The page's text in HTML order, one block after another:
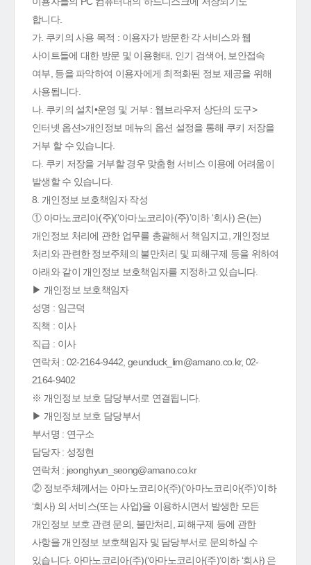
합니다.
가. 쿠키의 사용 목적 : 이용자가 방문한 각 서비스와 웹
사이트들에 대한 방문 및 이용형태, 인기 검색어, 보안접속
여부, 등을 파악하여 이용자에게 최적화된 정보 제공을 위해
사용됩니다.
나. 쿠키의 설치•운영 및 거부 : 웹브라우저 상단의 도구>
인터넷 옵션>개인정보 메뉴의 옵션 설정을 통해 쿠키 저장을
거부 할 수 있습니다.
다. 쿠키 저장을 거부할 경우 맞춤형 서비스 이용에 어려움이
발생할 수 있습니다.
8. 개인정보 보호책임자 작성
① 아마노코리아(주)(‘아마노코리아(주)’이하 ‘회사) 은(는)
개인정보 처리에 관한 업무를 총괄해서 책임지고, 개인정보
처리와 관련한 정보주체의 불만처리 및 피해구제 등을 위하여
아래와 같이 개인정보 보호책임자를 지정하고 있습니다.
▶ 개인정보 보호책임자
성명 : 임근덕
직책 : 이사
직급 : 이사
연락처 : 02-2164-9442, geunduck_lim@amano.co.kr, 02-
2164-9402
※ 개인정보 보호 담당부서로 연결됩니다.
▶ 개인정보 보호 담당부서
부서명 : 연구소
담당자 : 성정현
연락처 : jeonghyun_seong@amano.co.kr
② 정보주체께서는 아마노코리아(주)(‘아마노코리아(주)’이하
‘회사) 의 서비스(또는 사업)을 이용하시면서 발생한 모든
개인정보 보호 관련 문의, 불만처리, 피해구제 등에 관한
사항을 개인정보 보호책임자 및 담당부서로 문의하실 수
있습니다. 아마노코리아(주)(‘아마노코리아(주)’이하 ‘회사) 은